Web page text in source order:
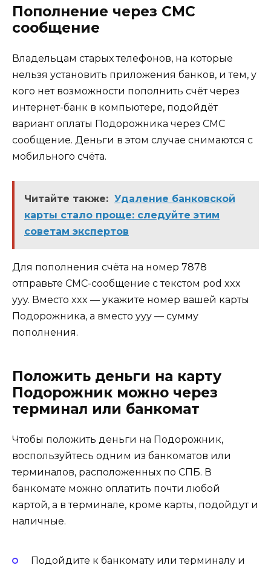
Пополнение через СМС
сообщение
Владельцам старых телефонов, на которые
нельзя установить приложения банков, и тем, у
кого нет возможности пополнить счёт через
интернет-банк в компьютере, подойдёт
вариант оплаты Подорожника через СМС
сообщение. Деньги в этом случае снимаются с
мобильного счёта.
Читайте также: Удаление банковской
карты стало проще: следуйте этим
советам экспертов
Для пополнения счёта на номер 7878
отправьте СМС-сообщение с текстом pod xxx
yyy. Вместо xxx — укажите номер вашей карты
Подорожника, а вместо yyy — сумму
пополнения.
Положить деньги на карту
Подорожник можно через
терминал или банкомат
Чтобы положить деньги на Подорожник,
воспользуйтесь одним из банкоматов или
терминалов, расположенных по СПБ. В
банкомате можно оплатить почти любой
картой, а в терминале, кроме карты, подойдут и
наличные.
Подойдите к банкомату или терминалу и